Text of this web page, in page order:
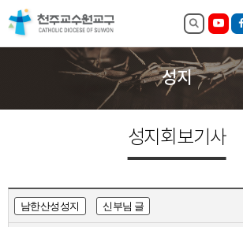
성지
성지회보기사
남한산성성지 신부님 글